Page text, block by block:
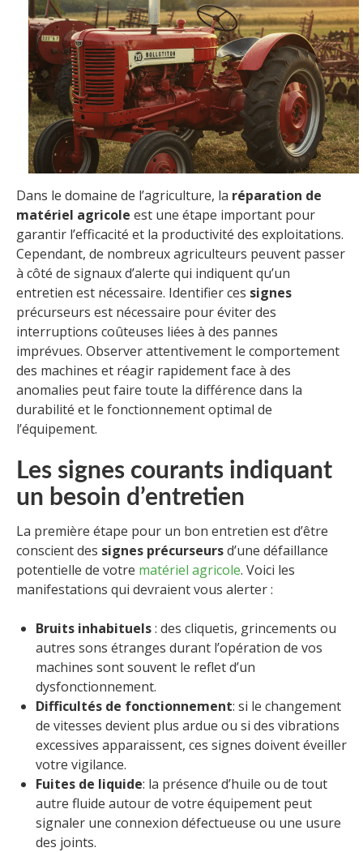
Dans le domaine de l’agriculture, la réparation de
matériel agricole est une étape important pour
garantir l’efficacité et la productivité des exploitations.
Cependant, de nombreux agriculteurs peuvent passer
à côté de signaux d’alerte qui indiquent qu’un
entretien est nécessaire. Identifier ces signes
précurseurs est nécessaire pour éviter des
interruptions coûteuses liées à des pannes
imprévues. Observer attentivement le comportement
des machines et réagir rapidement face à des
anomalies peut faire toute la différence dans la
durabilité et le fonctionnement optimal de
l’équipement.
Les signes courants indiquant
un besoin d’entretien
La première étape pour un bon entretien est d’être
conscient des signes précurseursd’une défaillance
potentielle de votre matériel agricole. Voici les
manifestations qui devraient vous alerter :
Bruits inhabituels: des cliquetis, grincements ou
autres sons étranges durant l’opération de vos
machines sont souvent le reflet d’un
dysfonctionnement.
Difficultés de fonctionnement: si le changement
de vitesses devient plus ardue ou si des vibrations
excessives apparaissent, ces signes doivent éveiller
votre vigilance.
Fuites de liquide: la présence d’huile ou de tout
autre fluide autour de votre équipement peut
signaler une connexion défectueuse ou une usure
des joints.